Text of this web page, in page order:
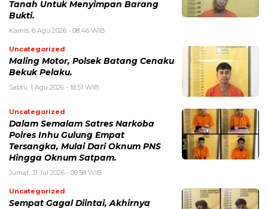
Tanah Untuk Menyimpan Barang
Bukti.
Kamis, 6 Agu 2026 - 08:46 WIB
Uncategorized
Maling Motor, Polsek Batang Cenaku
Bekuk Pelaku.
Sabtu, 1 Agu 2026 - 18:51 WIB
Uncategorized
Dalam Semalam Satres Narkoba
Polres Inhu Gulung Empat
Tersangka, Mulai Dari Oknum PNS
Hingga Oknum Satpam.
Jumat, 31 Jul 2026 - 09:58 WIB
Uncategorized
Sempat Gagal Diintai, Akhirnya